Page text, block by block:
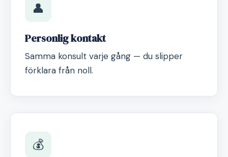
👤
Personlig kontakt
Samma konsult varje gång — du slipper
förklara från noll.
💰